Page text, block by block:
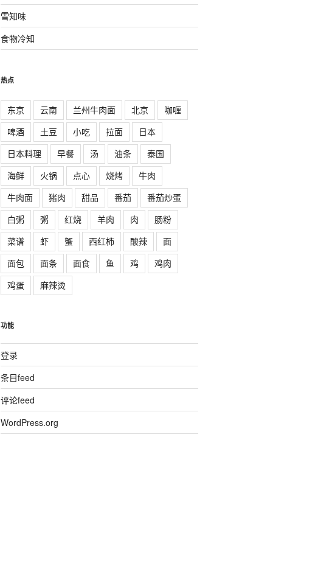
雪知味
食物冷知
热点
东京 云南 兰州牛肉面 北京
咖喱
啤酒
土豆 小吃 拉面
日本
日本料理
早餐 汤 油条
泰国
海鲜
火锅 点心 烧烤
牛肉
牛肉面
猪肉 甜品 番茄
番茄炒蛋
白粥
粥 红烧 羊肉 肉
肠粉
菜谱
虾 蟹 西红柿 酸辣
面
面包
面条 面食 鱼 鸡
鸡肉
鸡蛋
麻辣烫
功能
登录
条目feed
评论feed
WordPress.org